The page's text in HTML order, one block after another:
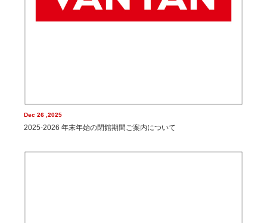
Dec 26 ,2025
2025-2026 年末年始の閉館期間ご案内について